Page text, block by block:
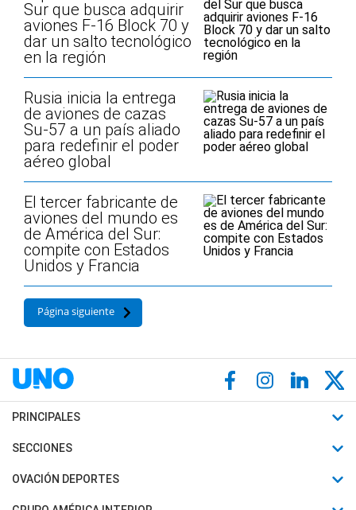
Sur que busca adquirir
aviones F-16 Block 70 y
dar un salto tecnológico
en la región
Rusia inicia la entrega
de aviones de cazas
Su-57 a un país aliado
para redefinir el poder
aéreo global
El tercer fabricante de
aviones del mundo es
de América del Sur:
compite con Estados
Unidos y Francia
Página siguiente
PRINCIPALES
Últimas Noticias
Política
SECCIONES
Horóscopo
Motores
OVACIÓN DEPORTES